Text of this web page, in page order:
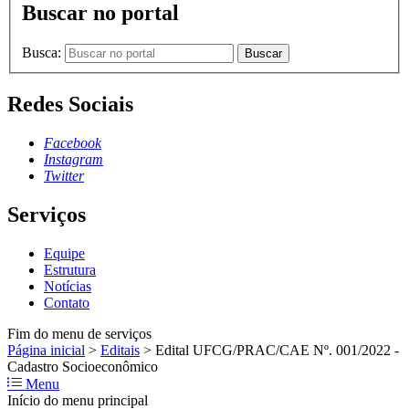
Buscar no portal
Busca: Buscar
Redes Sociais
Facebook
Instagram
Twitter
Serviços
Equipe
Estrutura
Notícias
Contato
Fim do menu de serviços
Página inicial > Editais > Edital UFCG/PRAC/CAE Nº. 001/2022 -
Cadastro Socioeconômico
Menu
Início do menu principal